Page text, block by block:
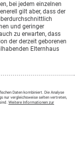
bei jedem einzelnen
gilt aber, dass der
und geringer
zu erwarten, dass
der derzeit geborenen
Elternhaus
Daten kombiniert. Die Analyse
nur vergleichsweise selten vertreten,
Weitere Informationen zur